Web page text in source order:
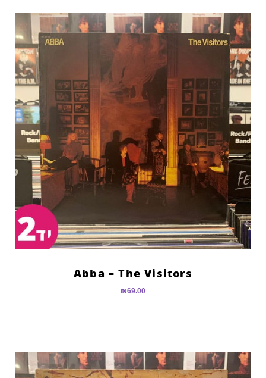
Abba – The Visitors
₪69.00